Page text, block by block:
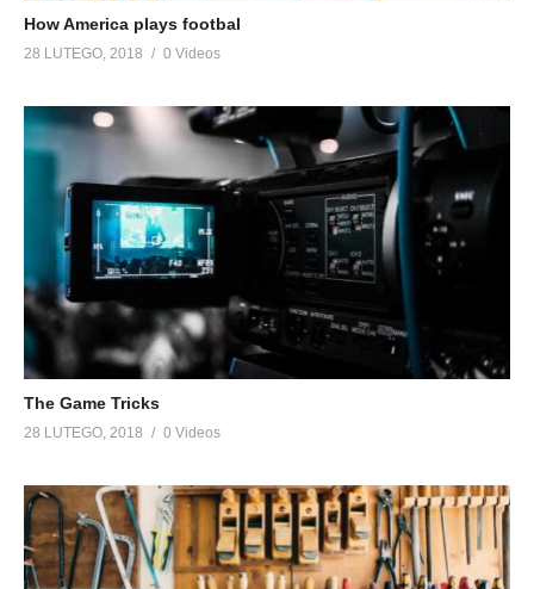
How America plays footbal
28 LUTEGO, 2018 0 Videos
The Game Tricks
28 LUTEGO, 2018 0 Videos